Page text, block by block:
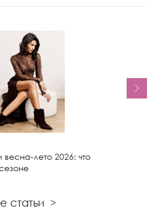
лето 2026: что
статьи >